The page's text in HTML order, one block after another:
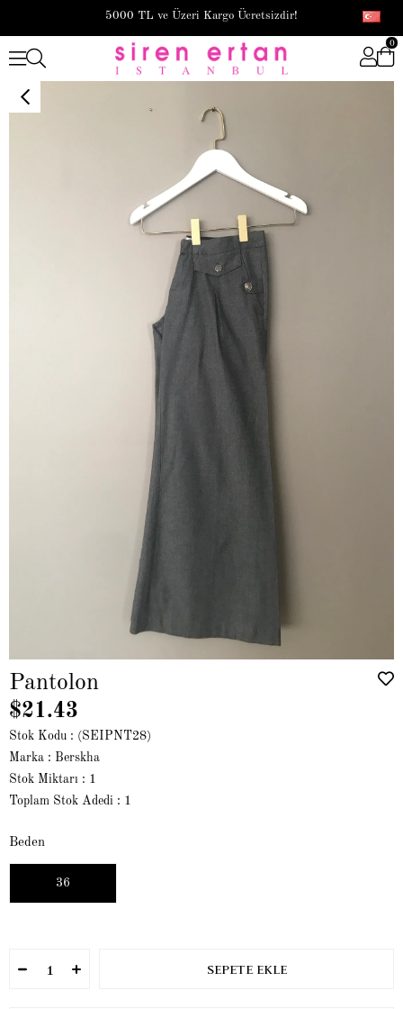
5000 TL ve Üzeri Kargo Ücretsizdir!
0
Pantolon
$21.43
Stok Kodu
(SEIPNT28)
Marka : Berskha
Stok Miktarı : 1
Toplam Stok Adedi : 1
Beden
36